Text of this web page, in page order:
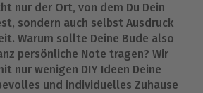
nur der Ort, von dem Du Dein
sondern auch selbst Ausdruck
Warum sollte Deine Bude also
persönliche Note tragen? Wir
nur wenigen DIY Ideen Deine
und individuelles Zuhause